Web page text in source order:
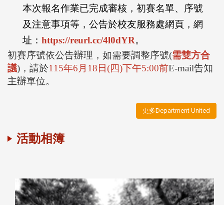
本次報名作業已完成審核，初賽名單、序號
及注意事項等，公告於校友服務處網頁，網
址： https://reurl.cc/4l0dYR。
初賽序號依公告辦理，如需要調整序號(需雙方合
議) ，請於115年6 月 18 日(四)下午5:00前E-mail告知
主辦單位。
更多Department United
活動相簿